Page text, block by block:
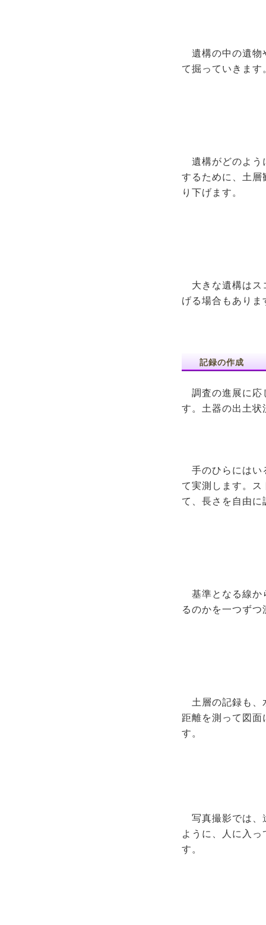
遺構の中の遺物
て掘っていきます
遺構がどのよう
するために、土層
り下げます。
大きな遺構はス
げる場合もありま
記録の作成
調査の進展に応
す。土器の出土状
手のひらにはい
て実測します。
て、長さを自由に
基準となる線か
るのかを一つずつ
土層の記録も、
距離を測って図
す。
写真撮影では、
ように、人に入
す。